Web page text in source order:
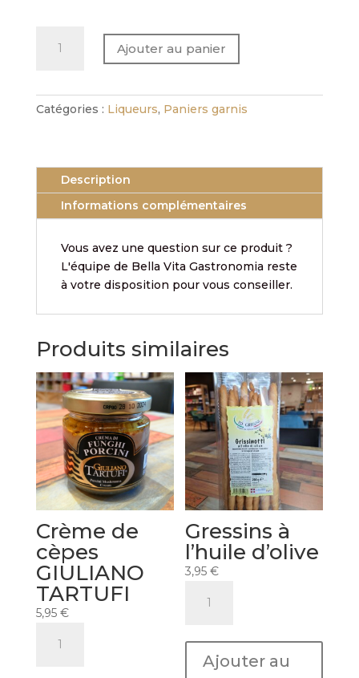
Sorrento
Ajouter au panier
Catégories : Liqueurs, Paniers garnis
Description
Informations complémentaires
Vous avez une question sur ce produit ?
L'équipe de Bella Vita Gastronomia reste
à votre disposition pour vous conseiller.
Produits similaires
Crème de
cèpes
GIULIANO
TARTUFI
5,95 €
Gressins à
l’huile d’olive
3,95€
à
l'huileAjouter au